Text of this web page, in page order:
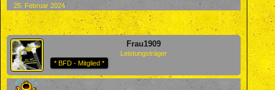
25. Februar 2024
Frau1909
Leistungsträger
* BFD - Mitglied *